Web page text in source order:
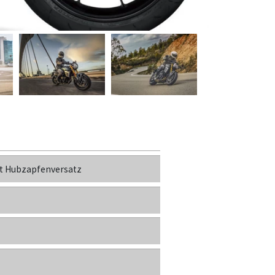
Hubzapfenversatz